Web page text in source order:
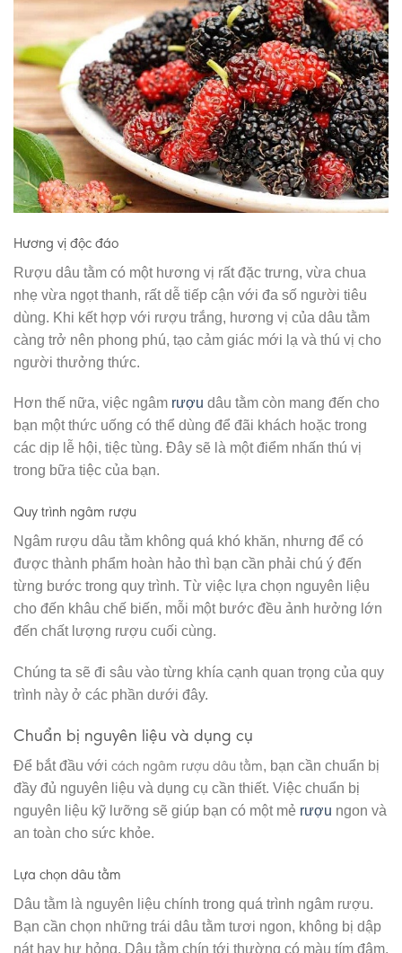
Hương vị độc đáo
Rượu dâu tằm có một hương vị rất đặc trưng, vừa chua
nhẹ vừa ngọt thanh, rất dễ tiếp cận với đa số người tiêu
dùng. Khi kết hợp với rượu trắng, hương vị của dâu tằm
càng trở nên phong phú, tạo cảm giác mới lạ và thú vị cho
người thưởng thức.
Hơn thế nữa, việc ngâm rượu dâu tằm còn mang đến cho
bạn một thức uống có thể dùng để đãi khách hoặc trong
các dịp lễ hội, tiệc tùng. Đây sẽ là một điểm nhấn thú vị
trong bữa tiệc của bạn.
Quy trình ngâm rượu
Ngâm rượu dâu tằm không quá khó khăn, nhưng để có
được thành phẩm hoàn hảo thì bạn cần phải chú ý đến
từng bước trong quy trình. Từ việc lựa chọn nguyên liệu
cho đến khâu chế biến, mỗi một bước đều ảnh hưởng lớn
đến chất lượng rượu cuối cùng.
Chúng ta sẽ đi sâu vào từng khía cạnh quan trọng của quy
trình này ở các phần dưới đây.
Chuẩn bị nguyên liệu và dụng cụ
Để bắt đầu với cách ngâm rượu dâu tằm, bạn cần chuẩn bị
đầy đủ nguyên liệu và dụng cụ cần thiết. Việc chuẩn bị
nguyên liệu kỹ lưỡng sẽ giúp bạn có một mẻ rượu ngon và
an toàn cho sức khỏe.
Lựa chọn dâu tằm
Dâu tằm là nguyên liệu chính trong quá trình ngâm rượu.
Bạn cần chọn những trái dâu tằm tươi ngon, không bị dập
nát hay hư hỏng. Dâu tằm chín tới thường có màu tím đậm,